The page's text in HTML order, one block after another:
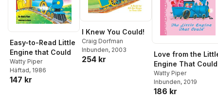
Easy-to-Read Little
Engine that Could
Watty Piper
Häftad, 1986
147 kr
I Knew You Could!
Craig Dorfman
Inbunden, 2003
254 kr
Love from the
Engine That Could
Watty Piper
Inbunden, 2019
186 kr